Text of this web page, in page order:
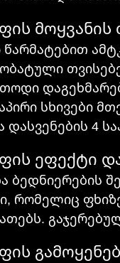
სხივები
4
ეფექტი
ბედნიერების
რომელიც